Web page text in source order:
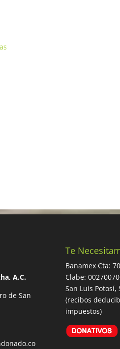
A.C.
de San
Te
Banamex Cta:
Clabe:
San Luis Potosí,
(recibos
impuestos)